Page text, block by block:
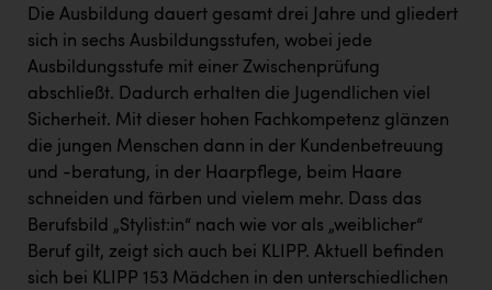
Vorlagenportal
Wir besiegen Krebs
Wirtschaftskammer OÖ
ZGONC
ZULuft - Zukunft Luft Austria
z.l.ö.
Österreichisches Hebammengremium
Die Ausbildung dauert gesamt drei Jahre und gliedert
sich in sechs Ausbildungsstufen, wobei jede
Ausbildungsstufe mit einer Zwischenprüfung
abschließt. Dadurch erhalten die Jugendlichen viel
Sicherheit. Mit dieser hohen Fachkompetenz glänzen
die jungen Menschen dann in der Kundenbetreuung
und -beratung, in der Haarpflege, beim Haare
schneiden und färben und vielem mehr. Dass das
Berufsbild „Stylist:in“ nach wie vor als „weiblicher“
Beruf gilt, zeigt sich auch bei KLIPP. Aktuell befinden
sich bei KLIPP 153 Mädchen in den unterschiedlichen